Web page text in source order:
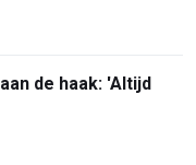
de haak: 'Altijd